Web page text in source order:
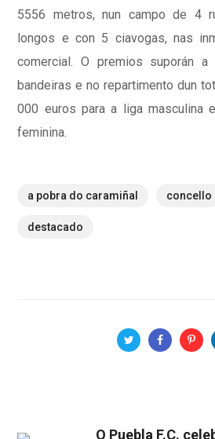
5556 metros, nun campo de 4
longos e con 5 ciavogas, nas
comercial. O premios suporán
bandeiras e no repartimento dun
000 euros para a liga masculina
feminina.
a pobra do caramiñal concello
destacado
O Puebla F.C.